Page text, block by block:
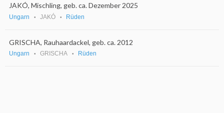
JAKÓ, Mischling, geb. ca. Dezember 2025
Ungarn JAKÓ Rüden
GRISCHA, Rauhaardackel, geb. ca. 2012
Ungarn GRISCHA Rüden